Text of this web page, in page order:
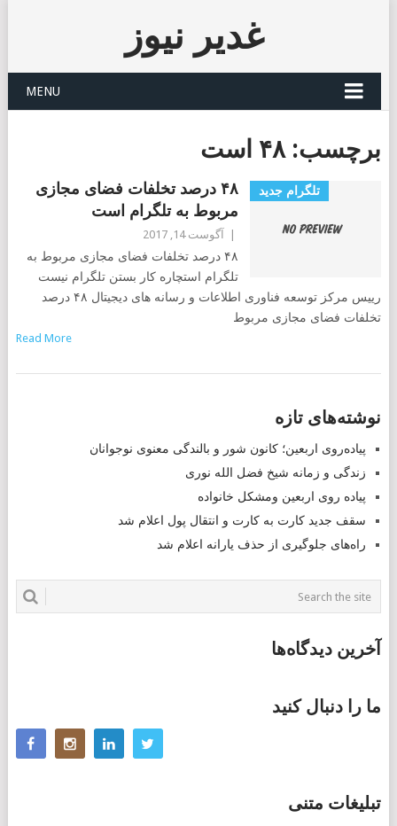
غدیر نیوز
MENU
برچسب:۴۸ است
تلگرام جدید
۴۸ درصد تخلفات فضای مجازی
مربوط به تلگرام است
آگوست 14, 2017
۴۸ درصد تخلفات فضای مجازی مربوط به
تلگرام استچاره کار بستن تلگرام نیست
رییس مرکز توسعه فناوری اطلاعات و رسانه های دیجیتال ۴۸ درصد
تخلفات فضای مجازی مربوط
Read More
POSTS
NAVIGATION
نوشته‌های تازه
پیاده‌روی اربعین؛ کانون شور و بالندگی معنوی نوجوانان
زندگی و زمانه شیخ فضل الله نوری
پیاده روی اربعین ومشکل خانواده
سقف جدید کارت به کارت و انتقال پول اعلام شد
راه‌های جلوگیری از حذف یارانه اعلام شد
آخرین دیدگاه‌ها
ما را دنبال کنید
تبلیغات متنی